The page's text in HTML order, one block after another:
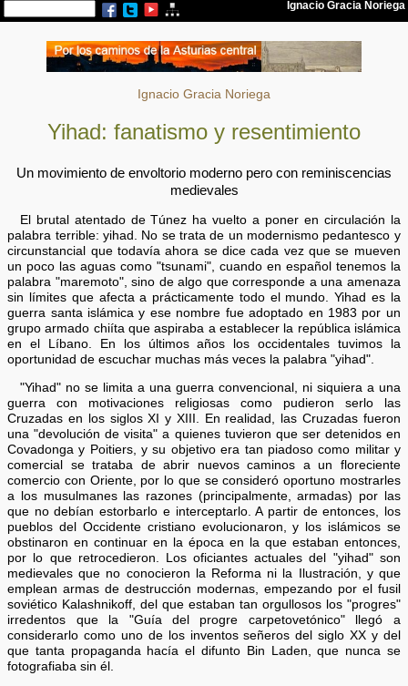
Ignacio Gracia Noriega
Yihad: fanatismo y resentimiento
Un movimiento de envoltorio moderno pero con reminiscencias
medievales
El brutal atentado de Túnez ha vuelto a poner en circulación la
palabra terrible: yihad. No se trata de un modernismo pedantesco y
circunstancial que todavía ahora se dice cada vez que se mueven
un poco las aguas como "tsunami", cuando en español tenemos la
palabra "maremoto", sino de algo que corresponde a una amenaza
sin límites que afecta a prácticamente todo el mundo. Yihad es la
guerra santa islámica y ese nombre fue adoptado en 1983 por un
grupo armado chiíta que aspiraba a establecer la república islámica
en el Líbano. En los últimos años los occidentales tuvimos la
oportunidad de escuchar muchas más veces la palabra "yihad".
"Yihad" no se limita a una guerra convencional, ni siquiera a una
guerra con motivaciones religiosas como pudieron serlo las
Cruzadas en los siglos XI y XIII. En realidad, las Cruzadas fueron
una "devolución de visita" a quienes tuvieron que ser detenidos en
Covadonga y Poitiers, y su objetivo era tan piadoso como militar y
comercial se trataba de abrir nuevos caminos a un floreciente
comercio con Oriente, por lo que se consideró oportuno mostrarles
a los musulmanes las razones (principalmente, armadas) por las
que no debían estorbarlo e interceptarlo. A partir de entonces, los
pueblos del Occidente cristiano evolucionaron, y los islámicos se
obstinaron en continuar en la época en la que estaban entonces,
por lo que retrocedieron. Los oficiantes actuales del "yihad" son
medievales que no conocieron la Reforma ni la Ilustración, y que
emplean armas de destrucción modernas, empezando por el fusil
soviético Kalashnikoff, del que estaban tan orgullosos los "progres"
irredentos que la "Guía del progre carpetovetónico" llegó a
considerarlo como uno de los inventos señeros del siglo XX y del
que tanta propaganda hacía el difunto Bin Laden, que nunca se
fotografiaba sin él.